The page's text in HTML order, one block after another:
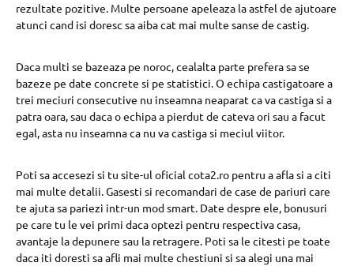
rezultate pozitive. Multe persoane apeleaza la astfel de ajutoare
atunci cand isi doresc sa aiba cat mai multe sanse de castig.
Daca multi se bazeaza pe noroc, cealalta parte prefera sa se
bazeze pe date concrete si pe statistici. O echipa castigatoare a
trei meciuri consecutive nu inseamna neaparat ca va castiga si a
patra oara, sau daca o echipa a pierdut de cateva ori sau a facut
egal, asta nu inseamna ca nu va castiga si meciul viitor.
Poti sa accesezi si tu site-ul oficial cota2.ro pentru a afla si a citi
mai multe detalii. Gasesti si recomandari de case de pariuri care
te ajuta sa pariezi intr-un mod smart. Date despre ele, bonusuri
pe care tu le vei primi daca optezi pentru respectiva casa,
avantaje la depunere sau la retragere. Poti sa le citesti pe toate
daca iti doresti sa afli mai multe chestiuni si sa alegi una mai